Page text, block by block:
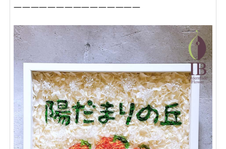
———————————————